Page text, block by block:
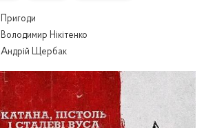
Пригоди
Володимир Нікітенко
Андрій Щербак